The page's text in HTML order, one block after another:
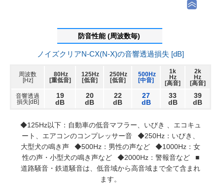
防音性能 (周波数毎)
ノイズクリアN-CX(N-X)の音響透過損失 [dB]
周波数
[Hz]
80Hz
[重低音]
125Hz
[低音]
250Hz
[低音]
500Hz
[中音]
1k
Hz
[高音]
2k
Hz
[高音]
音響透過
損失[dB]
19
dB
20
dB
22
dB
27
dB
33
dB
39
dB
◆125Hz以下：自動車の低音マフラー、いびき 、エコキュ
ート、エアコンのコンプレッサー音 ◆250Hz：いびき、
大型犬の鳴き声 ◆500Hz：男性の声など ◆1000Hz：女
性の声・小型犬の鳴き声など ◆2000Hz：警報音など ■
道路騒音・鉄道騒音は、低音域から高音域まで全て含まれ
ます。